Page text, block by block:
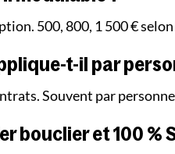
500, 800, 1 500 €
t-il par
Souvent par
bouclier et 100 %